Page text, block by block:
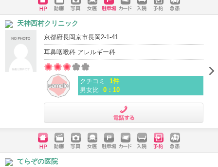
ホームペ
ージ
動画 写真 女医 駐車場
クレジッ
入院 予約 急患
天神西村クリニック
京都府長岡京市長岡2-1-41
耳鼻咽喉科 アレルギー科
クチコミ
1件
男女比 0：10
ホームペ
ージ
動画 写真 女医 駐車場
クレジッ
入院 予約 急患
てらぞの医院